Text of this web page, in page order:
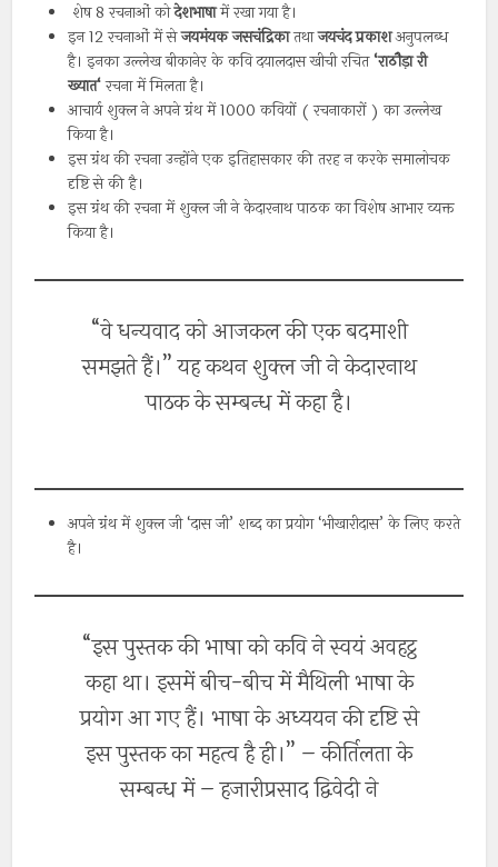
शेष 8 रचनाओं कोदेशभाषामें रखा गया है।
इन 12 रचनाओं में सेजयमंयकजसचंद्रिकातथाजयचंदप्रकाशअनुपलब्ध
है। इनका उल्लेख बीकानेर के कवि दयालदास खीची रचित‘राठौड़ारी
ख्यात‘रचना में मिलता है।
आचार्य शुक्ल ने अपने ग्रंथ में 1000 कवियों ( रचनाकारों ) का उल्लेख
किया है।
इस ग्रंथ की रचना उन्होंने एक इतिहासकार की तरह न करके समालोचक
दृष्टि से की है।
इस ग्रंथ की रचना में शुक्ल जी ने केदारनाथ पाठक का विशेष आभार व्यक्त
किया है।
“वे धन्यवाद को आजकल की एक बदमाशी
समझते हैं।” यह कथन शुक्ल जी ने केदारनाथ
पाठक के सम्बन्ध में कहा है।
अपने ग्रंथ में शुक्ल जी ‘दास जी’ शब्द का प्रयोग ‘भीखारीदास’ के लिए करते
है।
“इस पुस्तक की भाषा को कवि ने स्वयं अवहट्ठ
कहा था। इसमें बीच-बीच में मैथिली भाषा के
प्रयोग आ गए हैं। भाषा के अध्ययन की दृष्टि से
इस पुस्तक का महत्व है ही।” – कीर्तिलता के
सम्बन्ध में – हजारीप्रसाद द्विवेदी ने